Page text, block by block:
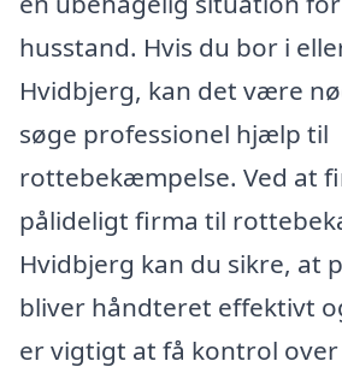
husstand. Hvis du bor i
Hvidbjerg, kan det være
søge professionel hjælp til
rottebekæmpelse. Ved at
pålideligt firma til
Hvidbjerg kan du sikre, at
bliver håndteret effektivt
er vigtigt at få kontrol over